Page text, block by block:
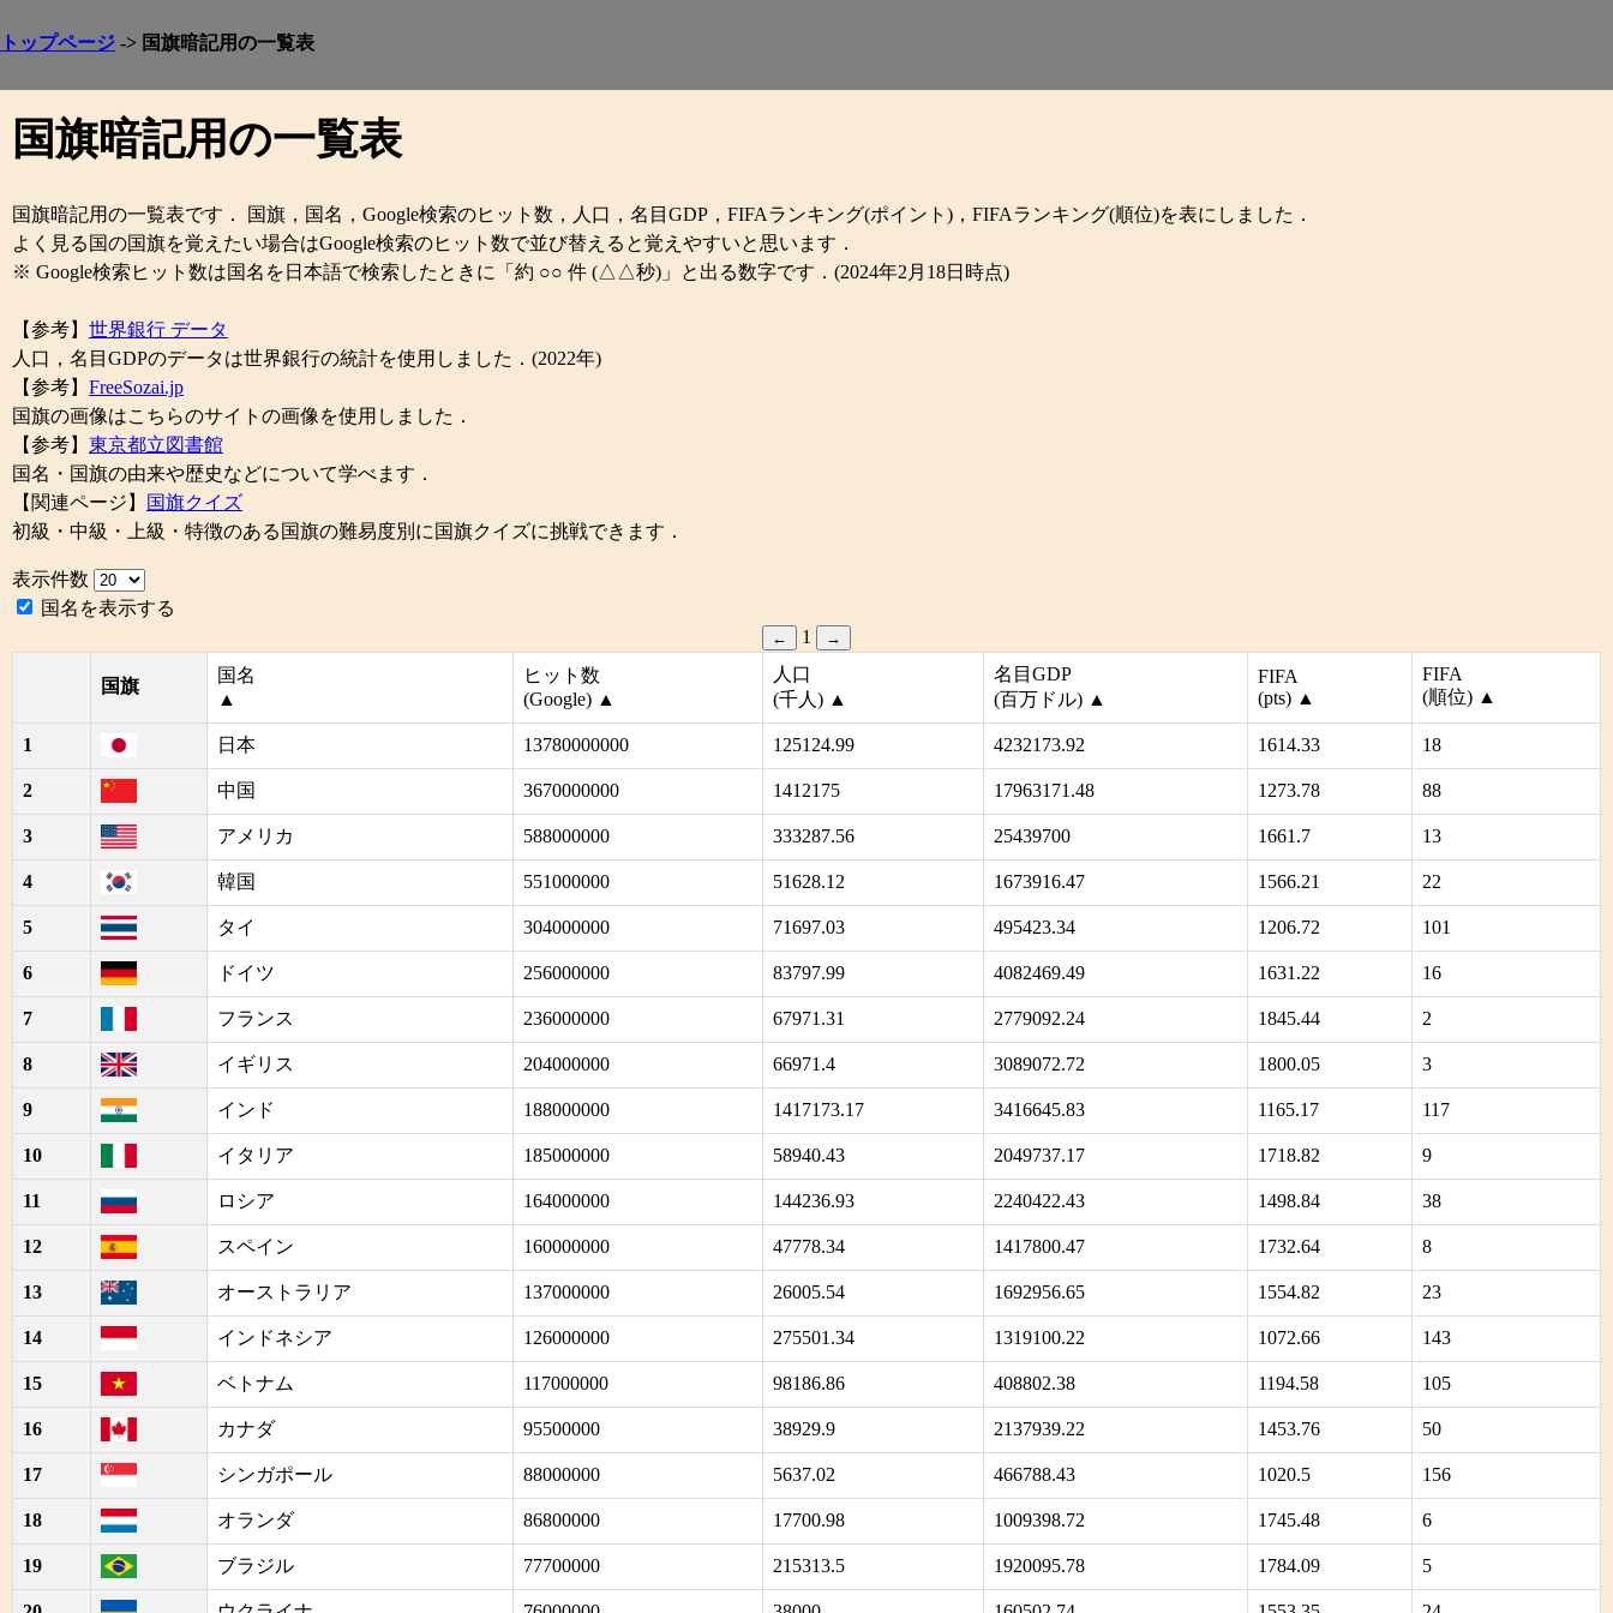
トップページ -> 国旗暗記用の一覧表
国旗暗記用の一覧表
国旗暗記用の一覧表です． 国旗，国名，Google検索のヒット数，人口，名目GDP，FIFAランキング(ポイント)，FIFAランキング(順位)を表にしました．
よく見る国の国旗を覚えたい場合はGoogle検索のヒット数で並び替えると覚えやすいと思います．
※ Google検索ヒット数は国名を日本語で検索したときに「約 ○○ 件 (△△秒)」と出る数字です．(2024年2月18日時点)
【参考】 世界銀行 データ
人口，名目GDPのデータは世界銀行の統計を使用しました．(2022年)
【参考】 FreeSozai.jp
国旗の画像はこちらのサイトの画像を使用しました．
【参考】 東京都立図書館
国名・国旗の由来や歴史などについて学べます．
【関連ページ】
国旗クイズ
初級・中級・上級・特徴のある国旗の難易度別に国旗クイズに挑戦できます．
表示件数
国名を表示する
← 1 →
国旗
国名
▲
ヒット数
(Google) ▲
人口
(千人) ▲
名目GDP
(百万ドル) ▲
FIFA
(pts) ▲
FIFA
(順位) ▲
1 日本 13780000000 125124.99 4232173.92 1614.33 18
2 中国 3670000000 1412175 17963171.48 1273.78 88
3 アメリカ 588000000 333287.56 25439700 1661.7 13
4 韓国 551000000 51628.12 1673916.47 1566.21 22
5 タイ 304000000 71697.03 495423.34 1206.72 101
6 ドイツ 256000000 83797.99 4082469.49 1631.22 16
7 フランス 236000000 67971.31 2779092.24 1845.44 2
8 イギリス 204000000 66971.4 3089072.72 1800.05 3
9 インド 188000000 1417173.17 3416645.83 1165.17 117
10 イタリア 185000000 58940.43 2049737.17 1718.82 9
11 ロシア 164000000 144236.93 2240422.43 1498.84 38
12 スペイン 160000000 47778.34 1417800.47 1732.64 8
13 オーストラリア 137000000 26005.54 1692956.65 1554.82 23
14 インドネシア 126000000 275501.34 1319100.22 1072.66 143
15 ベトナム 117000000 98186.86 408802.38 1194.58 105
16 カナダ 95500000 38929.9 2137939.22 1453.76 50
17 シンガポール 88000000 5637.02 466788.43 1020.5 156
18 オランダ 86800000 17700.98 1009398.72 1745.48 6
19 ブラジル 77700000 215313.5 1920095.78 1784.09 5